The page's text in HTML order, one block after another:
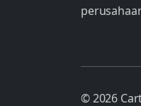
© 2026